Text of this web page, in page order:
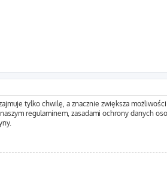
tylko chwilę, a znacznie zwiększa
regulaminem, zasadami ochrony danych